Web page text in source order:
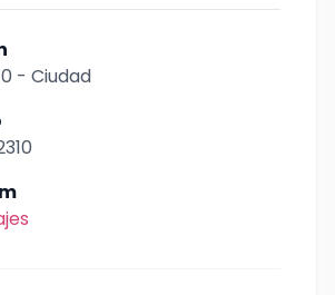
- Ciudad